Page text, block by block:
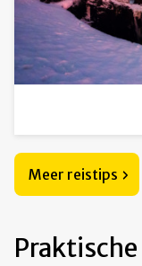
Meer reistips